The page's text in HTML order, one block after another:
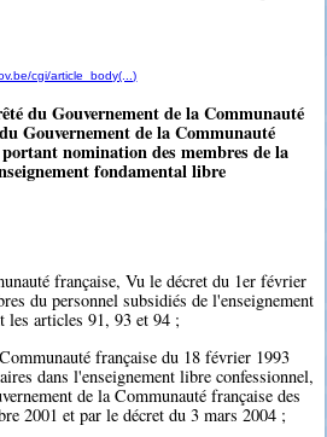
cgi/article_body(...)
du Gouvernement de la Communauté
Gouvernement de la Communauté
nomination des membres de la
fondamental libre
française, Vu le décret du 1er février
du personnel subsidiés de l'enseignement
les articles 91, 93 et 94 ;
française du 18 février 1993
dans l'enseignement libre confessionnel,
de la Communauté française des
2001 et par le décret du 3 mars 2004 ;